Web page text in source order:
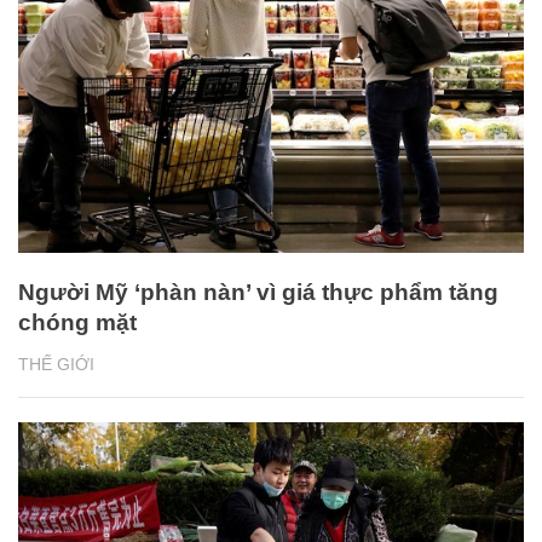
THẾ GIỚI
Người Mỹ ‘phàn nàn’ vì giá thực phẩm tăng
chóng mặt